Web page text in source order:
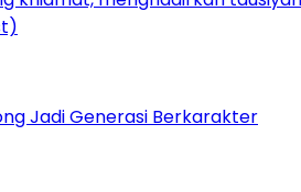
Jadi Generasi Berkarakter